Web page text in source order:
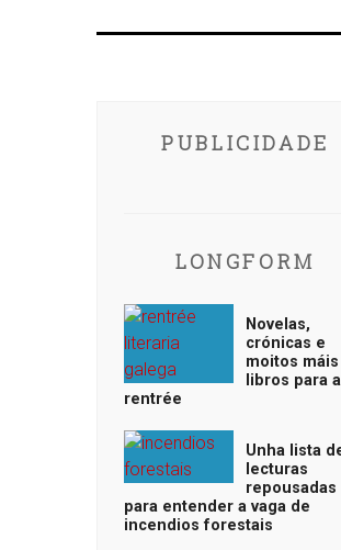
PUBLICIDADE
LONGFORM
Novelas,
crónicas e
moitos máis
libros para a
rentrée
Unha lista
lecturas
repousadas
para entender a vaga de
incendios forestais